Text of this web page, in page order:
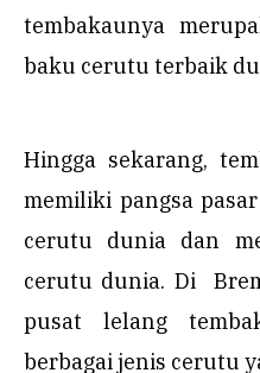
tembakaunya
baku cerutu terbaik
Hingga sekarang,
memiliki pangsa
cerutu dunia dan
cerutu dunia. Di
pusat lelang
berbagai jenis cerutu